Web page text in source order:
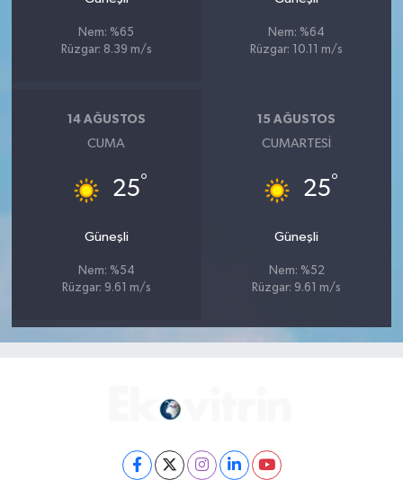
Nem: %65
Rüzgar: 8.39 m/s
Nem: %64
Rüzgar: 10.11 m/s
14 AĞUSTOS
CUMA
25°
Güneşli
Nem: %54
Rüzgar: 9.61 m/s
15 AĞUSTOS
CUMARTESI
25°
Güneşli
Nem: %52
Rüzgar: 9.61 m/s